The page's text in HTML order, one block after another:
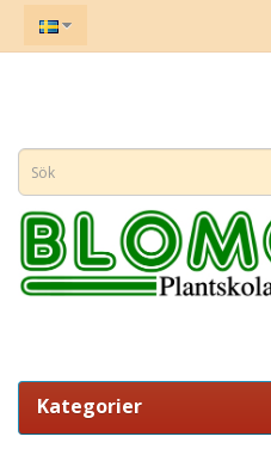
Kategorier